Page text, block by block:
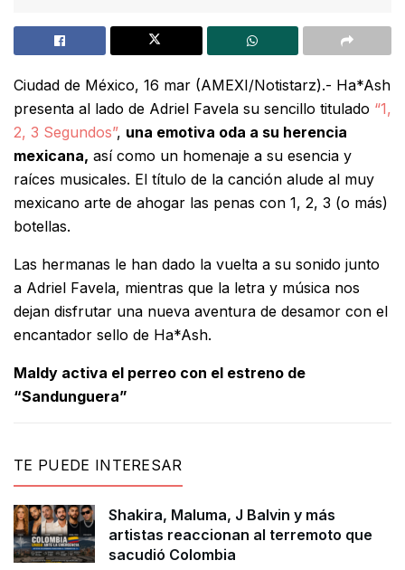
Ciudad de México, 16 mar (AMEXI/Notistarz).- Ha*Ash
presenta al lado de Adriel Favela su sencillo titulado “1,
2, 3 Segundos”, una emotiva oda a su herencia
mexicana, así como un homenaje a su esencia y
raíces musicales. El título de la canción alude al muy
mexicano arte de ahogar las penas con 1, 2, 3 (o más)
botellas.
Las hermanas le han dado la vuelta a su sonido junto
a Adriel Favela, mientras que la letra y música nos
dejan disfrutar una nueva aventura de desamor con el
encantador sello de Ha*Ash.
Maldy activa el perreo con el estreno de
“Sandunguera”
TE PUEDE INTERESAR
Shakira, Maluma, J Balvin y más
artistas reaccionan al terremoto que
sacudió Colombia